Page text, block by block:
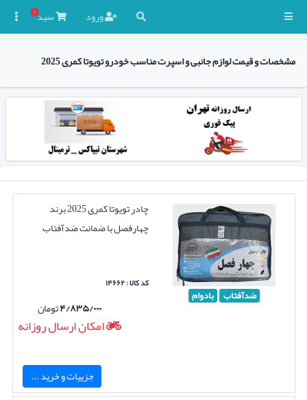
ورود سبد۰
مشخصات و قیمت لوازم جانبی و اسپرت مناسب خودرو تویوتا کمری 2025
ضدآفتاب بادوام
چادر تویوتا کمری 2025 برند
چهارفصل با ضمانت ضدآفتاب
کد کالا : ۱۴۶۶۲
۴/۸۳۵/۰۰۰تومان
امکان ارسال روزانه
جزییات و خرید ...